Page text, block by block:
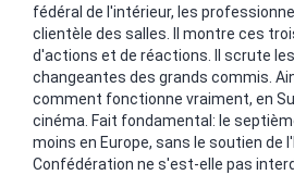
fédéral de l'intérieur, les
clientèle des salles. Il montre ces
d'actions et de réactions. Il scrute
changeantes des grands commis.
comment fonctionne vraiment, en
cinéma. Fait fondamental: le
moins en Europe, sans le soutien de
Confédération ne s'est-elle pas